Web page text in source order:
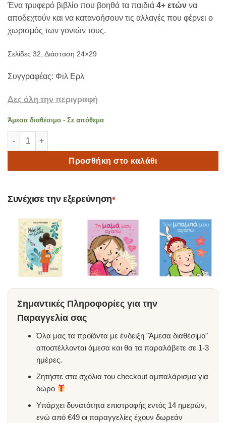
Ένα τρυφερό βιβλίο που βοηθά τα παιδιά 4+ ετών να
αποδεχτούν και να κατανοήσουν τις αλλαγές που φέρνει ο
χωρισμός των γονιών τους.
Σελίδες 32, Διάσταση 24×29
Συγγραφέας: Φιλ Ερλ
Δες όλη την περιγραφή
Άμεσα διαθέσιμο - Σε απόθεμα
Τα Δύο μου Σπίτια που Αγαπώ 4+ ετών ποσότητα
Προσθήκη στο καλάθι
Συνέχισε την εξερεύνηση•
Σημαντικές Πληροφορίες για την
Παραγγελία σας
Όλα μας τα προϊόντα με ένδειξη "Άμεσα διαθέσιμο"
αποστέλλονται άμεσα και θα τα παραλάβετε σε 1-3
ημέρες.
Ζητήστε στα σχόλια του checkout αμπαλάρισμα για
δώρο
Υπάρχει δυνατότητα επιστροφής εντός 14 ημερών,
ενώ από €49 οι παραγγελίες έχουν δωρεάν